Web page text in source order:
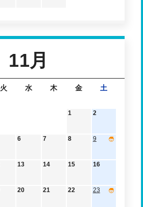
11月
火 水 木 金 土
1 2
6 7 8 9
13 14 15 16
20 21 22 23